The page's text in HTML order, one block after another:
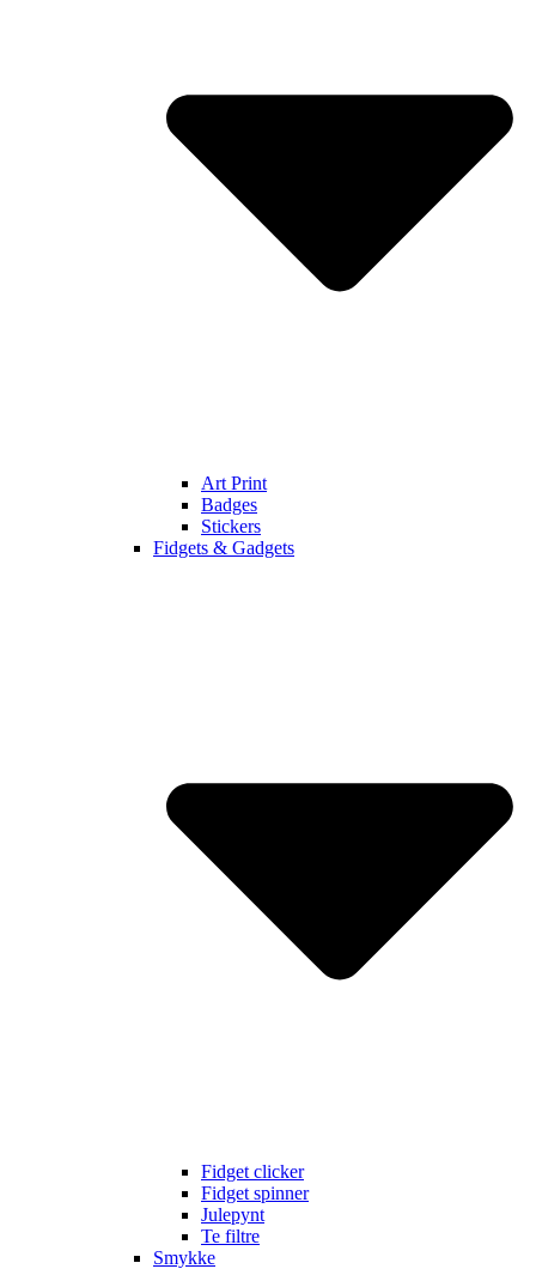
Art Print
Badges
Stickers
Fidgets & Gadgets
Fidget clicker
Fidget spinner
Julepynt
Te filtre
Smykke